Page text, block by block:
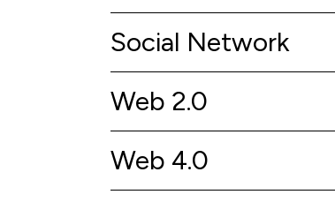
Social Network
Web 2.0
Web 4.0